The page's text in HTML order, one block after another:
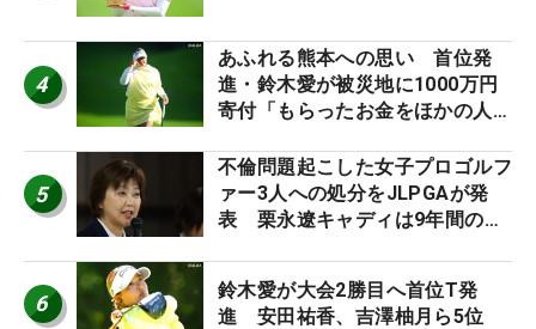
4
あふれる熊本への思い 首位発
進・鈴木愛が被災地に1000万円
寄付「もらったお金をほかの人
5
不倫問題起こした女子プロゴルフ
ァー3人への処分をJLPGAが発
表 栗永遼キャディは9年間の立
6
鈴木愛が大会2勝目へ首位T発
進 安田祐香、吉澤柚月ら5位